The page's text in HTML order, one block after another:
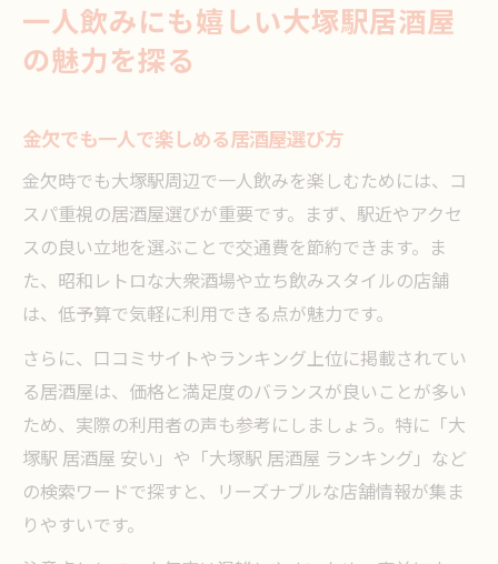
一人飲みにも嬉しい大塚駅居酒屋
の魅力を探る
金欠でも一人で楽しめる居酒屋選び方
金欠時でも大塚駅周辺で一人飲みを楽しむためには、コ
スパ重視の居酒屋選びが重要です。まず、駅近やアクセ
スの良い立地を選ぶことで交通費を節約できます。ま
た、昭和レトロな大衆酒場や立ち飲みスタイルの店舗
は、低予算で気軽に利用できる点が魅力です。
さらに、口コミサイトやランキング上位に掲載されてい
る居酒屋は、価格と満足度のバランスが良いことが多い
ため、実際の利用者の声も参考にしましょう。特に「大
塚駅 居酒屋 安い」や「大塚駅 居酒屋 ランキング」など
の検索ワードで探すと、リーズナブルな店舗情報が集ま
りやすいです。